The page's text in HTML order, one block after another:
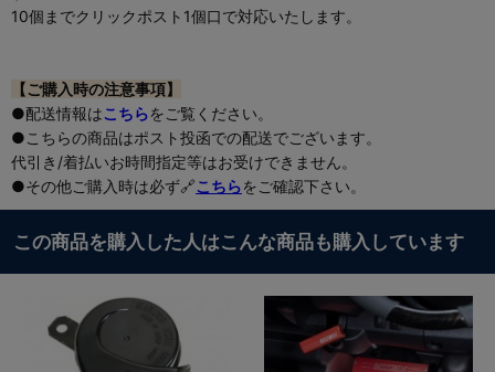
10個までクリックポスト1個口で対応いたします。
【ご購入時の注意事項】
●配送情報はこちらをご覧ください。
●こちらの商品はポスト投函での配送でございます。
代引き/着払いお時間指定等はお受けできません。
●その他ご購入時は必ず🔗こちらをご確認下さい。
この商品を購入した人はこんな商品も購入しています